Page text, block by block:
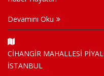
Devamını Oku
CİHANGİR MAHALLESİ
İSTANBUL